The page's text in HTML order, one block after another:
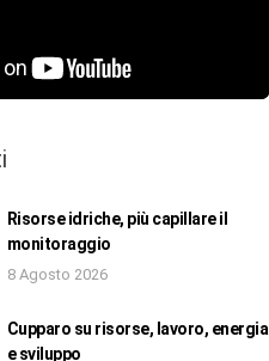
Risorse idriche, più capillare il
monitoraggio
8 Agosto 2026
Cupparo su risorse, lavoro, energia
e sviluppo